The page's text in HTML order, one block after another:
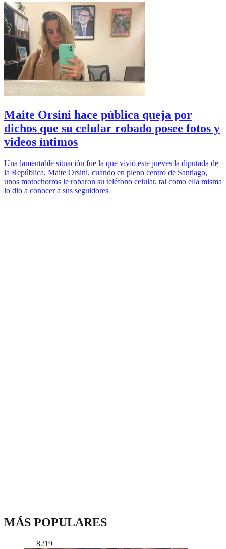
Maite Orsini hace pública queja por
dichos que su celular robado posee fotos y
videos íntimos
Una lamentable situación fue la que vivió este jueves la diputada de
la República, Maite Orsini, cuando en pleno centro de Santiago,
unos motochorros le robaron su teléfono celular, tal como ella misma
lo dio a conocer a sus seguidores
MÁS POPULARES
8219